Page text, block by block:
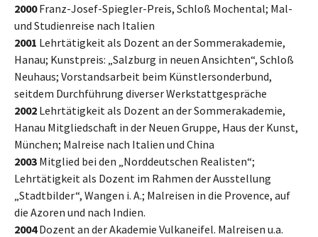
2000Franz-Josef-Spiegler-Preis, Schloß Mochental; Mal-
und Studienreise nach Italien
2001 Lehrtätigkeit als Dozent an der Sommerakademie,
Hanau; Kunstpreis: „Salzburg in neuen Ansichten“, Schloß
Neuhaus; Vorstandsarbeit beim Künstlersonderbund,
seitdem Durchführung diverser Werkstattgespräche
2002 Lehrtätigkeit als Dozent an der Sommerakademie,
Hanau Mitgliedschaft in der Neuen Gruppe, Haus der Kunst,
München; Malreise nach Italien und China
2003 Mitglied bei den „Norddeutschen Realisten“;
Lehrtätigkeit als Dozent im Rahmen der Ausstellung
„Stadtbilder“, Wangen i. A.; Malreisen in die Provence, auf
die Azoren und nach Indien.
2004Dozent an der Akademie Vulkaneifel. Malreisen u.a.